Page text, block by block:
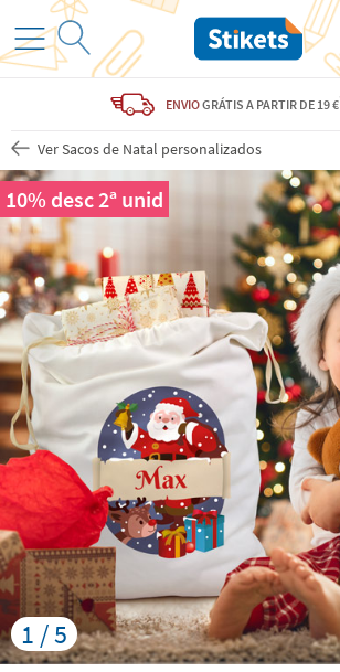
ENVIOGRÁTIS A PARTIR DE 19 €
Ver Sacos de Natal personalizados
1 / 5
10% desc 2ª unid